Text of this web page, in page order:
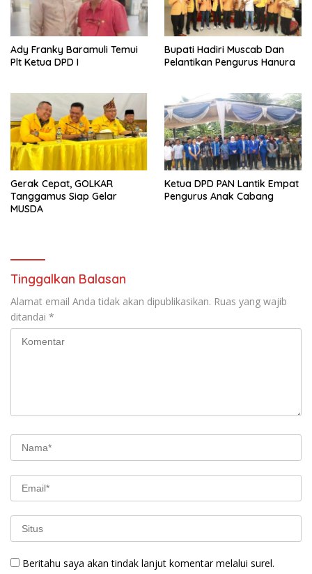
Ady Franky Baramuli Temui
Plt Ketua DPD I
Bupati Hadiri Muscab Dan
Pelantikan Pengurus Hanura
Gerak Cepat, GOLKAR
Tanggamus Siap Gelar
MUSDA
Ketua DPD PAN Lantik Empat
Pengurus Anak Cabang
Tinggalkan Balasan
Alamat email Anda tidak akan dipublikasikan. Ruas yang wajib
ditandai *
Beritahu saya akan tindak lanjut komentar melalui surel.